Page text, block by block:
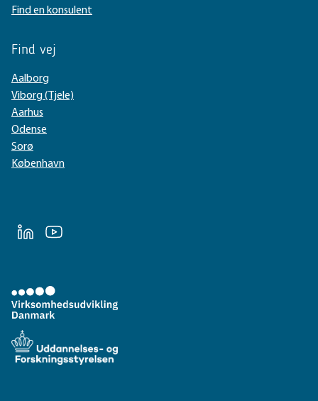
Find en konsulent
Find vej
Aalborg
Viborg (Tjele)
Aarhus
Odense
Sorø
København
LinkedInYoutube